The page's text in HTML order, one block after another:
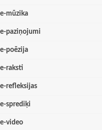
e-mūzika
e-paziņojumi
e-poēzija
e-raksti
e-refleksijas
e-sprediķi
e-video